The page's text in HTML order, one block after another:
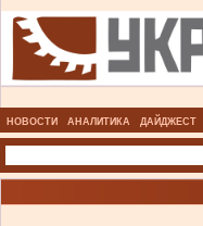
НОВОСТИ АНАЛИТИКА ДАЙДЖЕСТ